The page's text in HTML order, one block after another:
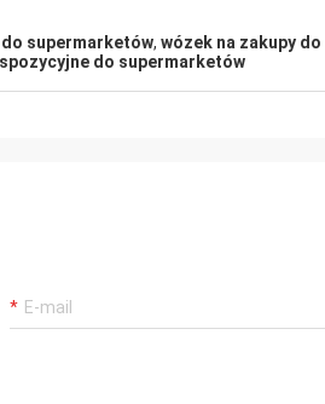
supermarketów, wózek na zakupy
do supermarketów